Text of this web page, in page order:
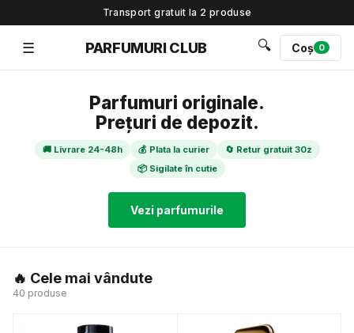
Transport gratuit la 2 produse
☰ PARFUMURI CLUB 🔍 Coș 0
Parfumuri originale.
Prețuri de depozit.
🚚 Livrare 24-48h 💰 Plata la curier
🔄 Retur gratuit 30z
📦 Sigilate în cutie
Vezi parfumurile
🔥 Cele mai vândute
40 produse